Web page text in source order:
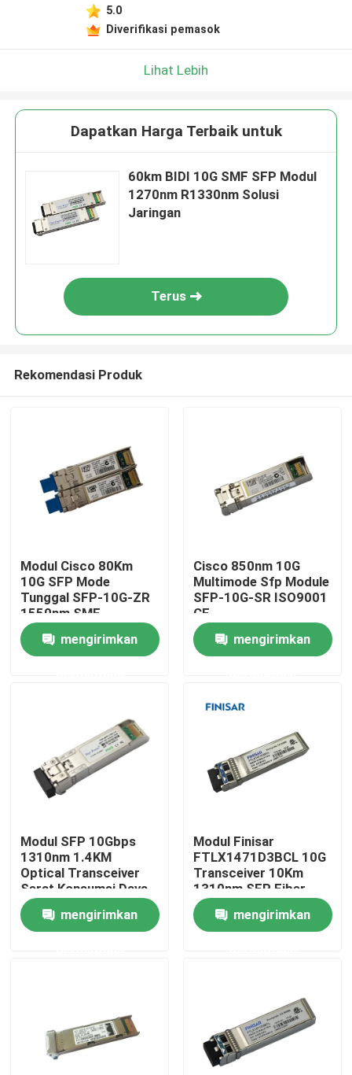
Rumah
Tur Pabrik
Hubungi kami
Berita
Modul optik 400G/800G
5.0
Diverifikasi pemasok
Lihat Lebih
Dapatkan Harga Terbaik untuk
60km BIDI 10G SMF SFP Modul
1270nm R1330nm Solusi
Jaringan
Terus
Rekomendasi Produk
Modul Cisco 80Km
10G SFP Mode
Tunggal SFP-10G-ZR
1550nm SMF
mengirimkan
Cisco 850nm 10G
Multimode Sfp Module
SFP-10G-SR ISO9001
CE
mengirimkan
Modul SFP 10Gbps
1310nm 1.4KM
Optical Transceiver
Serat Konsumsi Daya
Rendah
mengirimkan
Modul Finisar
FTLX1471D3BCL 10G
Transceiver 10Km
1310nm SFP Fiber
mengirimkan